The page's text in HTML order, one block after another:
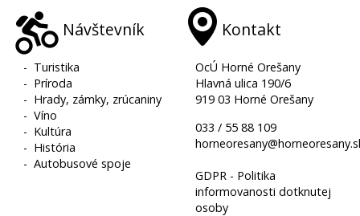
Návštevník
- Turistika
- Príroda
- Hrady, zámky, zrúcaniny
-Víno
- Kultúra
- História
-Autobusové spoje
Kontakt
OcÚ Horné Orešany
Hlavná ulica 190/6
919 03 Horné Orešany
033 / 55 88 109
GDPR - Politika
informovanosti dotknutej
osoby